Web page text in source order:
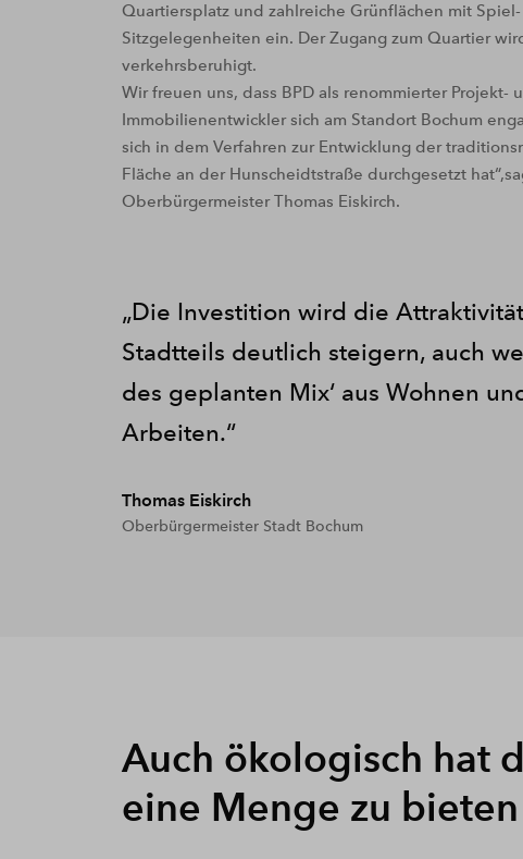
Quartiersplatz und zahlreiche Grünflächen mit
Sitzgelegenheiten ein. Der Zugang zum Quartier
verkehrsberuhigt.
Wir freuen uns, dass BPD als renommierter Projekt-
Immobilienentwickler sich am Standort Bochum
sich in dem Verfahren zur Entwicklung der
Fläche an der Hunscheidtstraße durchgesetzt
Oberbürgermeister Thomas Eiskirch.
Die Investition wird die
Stadtteils deutlich steigern, auch
des geplanten Mix‘ aus Wohnen
Arbeiten.
Thomas Eiskirch
Oberbürgermeister Stadt Bochum
Auch ökologisch hat
eine Menge zu bieten